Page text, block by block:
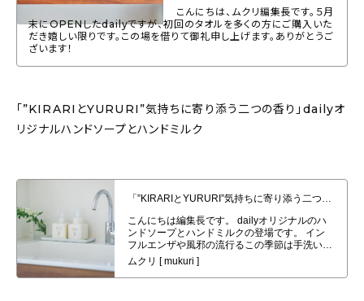
こんにちは、ムクリ編集長です。５月
末にOPENしたdailyですが、初回のタオルを多くの方にご購入いた
だき嬉しい限りです。この場を借りて御礼申し上げます。ありがとうご
ざいます！
「”KIRARIとYURURI”気持ちに寄り添う二つの香り」dailyオ
リジナルハンドソープとハンドミルク
「”KIRARIとYURURI”気持ちに寄り添う二つの香り」dailyオリジナルハン
ドソープとハンドミルク発売！